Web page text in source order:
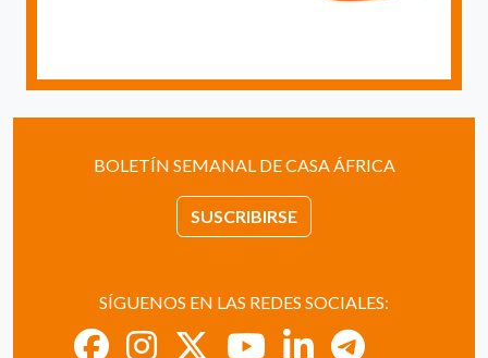
BOLETÍN SEMANAL DE CASA ÁFRICA
SUSCRIBIRSE
SÍGUENOS EN LAS REDES SOCIALES: